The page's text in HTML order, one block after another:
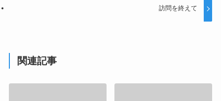
訪問を終えて
関連記事